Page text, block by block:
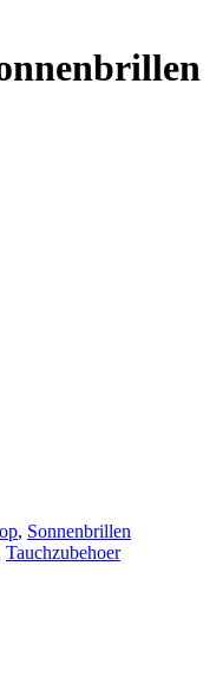
, Sonnenbrillen
Tauchzubehoer